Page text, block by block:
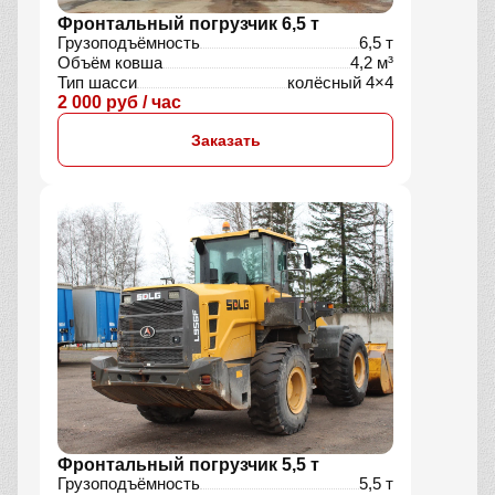
Фронтальный погрузчик 6,5 т
Грузоподъёмность
6,5 т
Объём ковша
4,2 м³
Тип шасси
колёсный 4×4
2 000 руб / час
Заказать
Фронтальный погрузчик 5,5 т
Грузоподъёмность
5,5 т